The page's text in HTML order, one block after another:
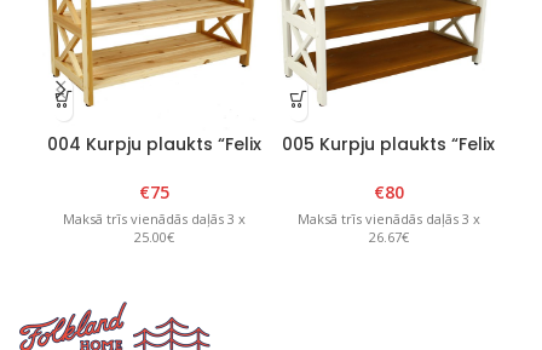
004 Kurpju plaukts “Felix
€75
Maksā trīs vienādās daļās 3 x
25.00€
005 Kurpju plaukts “Felix
€80
Maksā trīs vienādās daļās 3 x
26.67€